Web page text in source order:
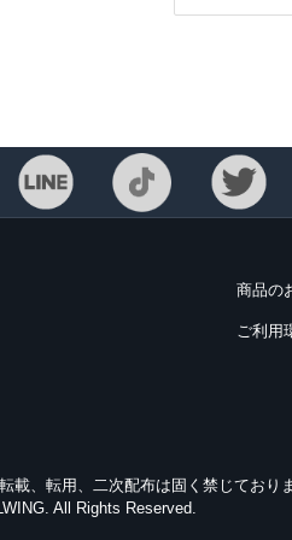
商品の
ご利用
載、転用、二次配布は固く禁じておりま
All Rights Reserved.